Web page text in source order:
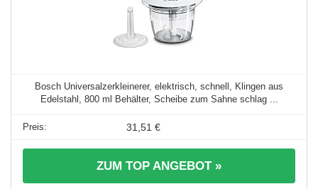
Bosch Universalzerkleinerer, elektrisch, schnell, Klingen aus
Edelstahl, 800 ml Behälter, Scheibe zum Sahne schlag ...
31,51 €
ZUM TOP ANGEBOT »